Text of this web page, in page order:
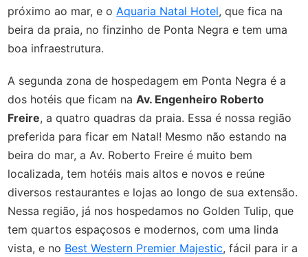
próximo ao mar, e oAquaria Natal Hotel, que fica na
beira da praia, no finzinho de Ponta Negra e tem uma
boa infraestrutura.
A segunda zona de hospedagem em Ponta Negra é a
dos hotéis que ficam naAv. Engenheiro Roberto
Freire, a quatro quadras da praia. Essa é nossa região
preferida para ficar em Natal! Mesmo não estando na
beira do mar, a Av. Roberto Freire é muito bem
localizada, tem hotéis mais altos e novos e reúne
diversos restaurantes e lojas ao longo de sua extensão.
Nessa região, já nos hospedamos no Golden Tulip, que
tem quartos espaçosos e modernos, com uma linda
vista, e no Best Western Premier Majestic, fácil para ir a